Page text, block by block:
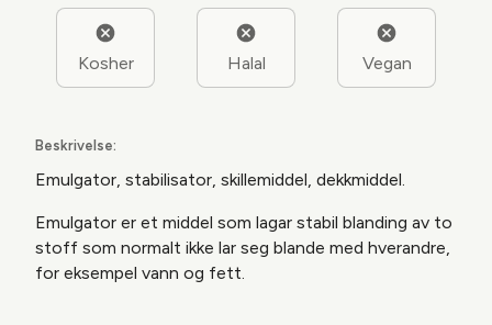
Kosher Halal Vegan
Beskrivelse:
Emulgator, stabilisator, skillemiddel, dekkmiddel.
Emulgator er et middel som lagar stabil blanding av to
stoff som normalt ikke lar seg blande med hverandre,
for eksempel vann og fett.